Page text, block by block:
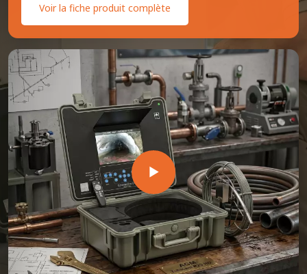
Voir la fiche produit complète